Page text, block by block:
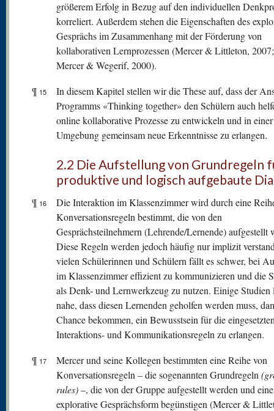
größerem Erfolg in Bezug auf den individuellen
korreliert. Außerdem stehen die Eigenschaften des
Gesprächs im Zusammenhang mit der Förderung von
kollaborativen Lernprozessen (Mercer & Littleton,
Mercer & Wegerif, 2000).
¶ 15
In diesem Kapitel stellen wir die These auf, dass der
Programms «Thinking together» den Schülern auch
online kollaborative Prozesse zu entwickeln und in
Umgebung gemeinsam neue Erkenntnisse zu erlangen.
2.2 Die Aufstellung von Grundregeln
produktive und logisch aufgebaute
¶ 16
Die Interaktion im Klassenzimmer wird durch eine
Konversationsregeln bestimmt, die von den
Gesprächsteilnehmern (Lehrende/Lernende) aufgestellt
Diese Regeln werden jedoch häufig nur implizit
vielen Schülerinnen und Schülern fällt es schwer, bei
im Klassenzimmer effizient zu kommunizieren und die
als Denk- und Lernwerkzeug zu nutzen. Einige Studien
nahe, dass diesen Lernenden geholfen werden muss,
Chance bekommen, ein Bewusstsein für die
Interaktions- und Kommunikationsregeln zu erlangen.
¶ 17
Mercer und seine Kollegen bestimmten eine Reihe von
Konversationsregeln – die sogenannten Grundregeln
rules)–, die von der Gruppe aufgestellt werden und eine
explorative Gesprächsform begünstigen (Mercer &